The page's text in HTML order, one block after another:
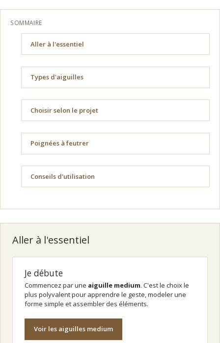
SOMMAIRE
Aller à l'essentiel
Types d'aiguilles
Choisir selon le projet
Poignées à feutrer
Conseils d'utilisation
Aller à l'essentiel
Je débute
Commencez par une aiguille medium. C'est le choix le
plus polyvalent pour apprendre le geste, modeler une
forme simple et assembler des éléments.
Voir les aiguilles medium